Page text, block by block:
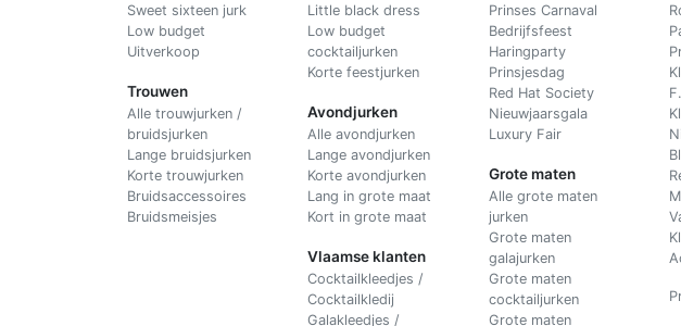
Sweet sixteen jurk
Low budget
Uitverkoop
Trouwen
Alle trouwjurken /
bruidsjurken
Lange bruidsjurken
Korte trouwjurken
Bruidsaccessoires
Bruidsmeisjes
Little black dress
Low budget
cocktailjurken
Korte feestjurken
Avondjurken
Alle avondjurken
Lange avondjurken
Korte avondjurken
Lang in grote maat
Kort in grote maat
Vlaamse klanten
Cocktailkleedjes /
Cocktailkledij
Galakleedjes /
Prinses Carnaval
Bedrijfsfeest
Haringparty
Prinsjesdag
Red Hat Society
Nieuwjaarsgala
Luxury Fair
Grote maten
Alle grote maten
jurken
Grote maten
galajurken
Grote maten
cocktailjurken
Grote maten